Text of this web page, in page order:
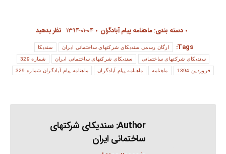
دسته بندی:ماهنامه پیام آبادگران ۱۳۹۴-۰۱-۰۴ نظر بدهید
Tags:
ارگان رسمی سندیکای شرکتهای ساختمانی ایران سندیکا
سندیکای شرکتهای ساختمانی سندیکای شرکتهای ساختمانی ایران شماره 329
فروردین 1394 ماهنامه ماهنامه پیام آبادگران ماهنامه پیام آبادگران شماره 329
Author: سندیکای شرکتهای
ساختمانی ایران